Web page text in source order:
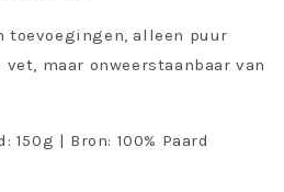
toevoegingen, alleen puur
maar onweerstaanbaar van
150g | Bron: 100% Paard